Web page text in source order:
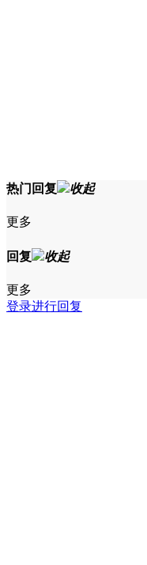
热门回复 收起
更多
回复 收起
更多
登录进行回复